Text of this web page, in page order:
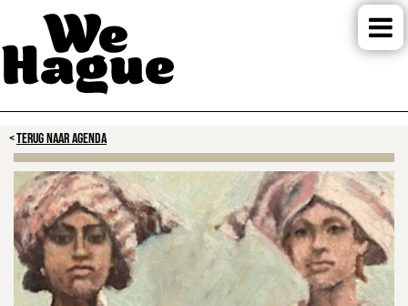
TERUG NAAR AGENDA